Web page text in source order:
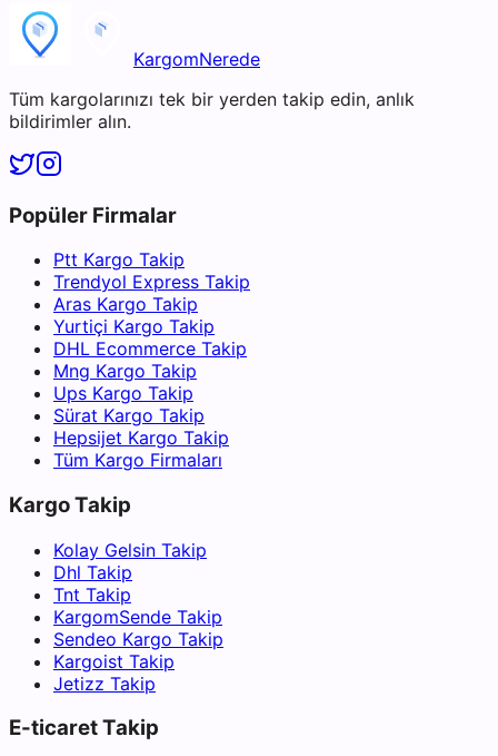
KargomNerede
Tüm kargolarınızı tek bir yerden takip edin, anlık
bildirimler alın.
Popüler Firmalar
Ptt Kargo Takip
Trendyol Express Takip
Aras Kargo Takip
Yurtiçi Kargo Takip
DHL Ecommerce Takip
Mng Kargo Takip
Ups Kargo Takip
Sürat Kargo Takip
Hepsijet Kargo Takip
Tüm Kargo Firmaları
Kargo Takip
Kolay Gelsin Takip
Dhl Takip
Tnt Takip
KargomSende Takip
Sendeo Kargo Takip
Kargoist Takip
Jetizz Takip
E-ticaret Takip